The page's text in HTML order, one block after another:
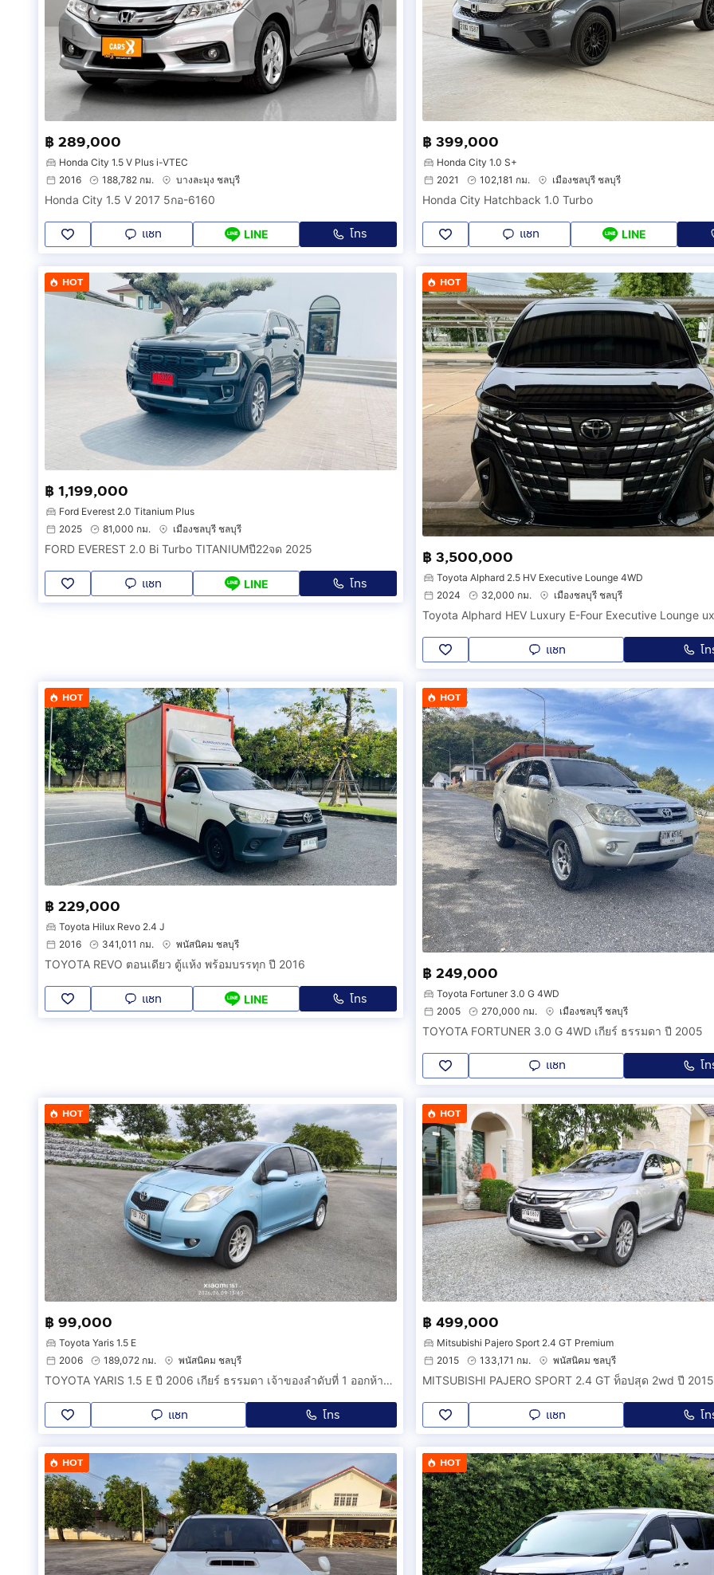
฿ 289,000
Honda City 1.5 V Plus i-VTEC
2016
188,782 กม. บางละมุง ชลบุรี
Honda City 1.5 V 2017 5กอ-6160
แชท LINE โทร
฿ 399,000
Honda City 1.0 S+
2021
102,181 กม. เมืองชลบุรี ชลบุรี
Honda City Hatchback 1.0 Turbo
แชท LINE
HOT
฿ 1,199,000
Ford Everest 2.0 Titanium Plus
2025
81,000 กม. เมืองชลบุรี ชลบุรี
FORD EVEREST 2.0 Bi Turbo TITANIUMปี22จด 2025
แชท LINE โทร
HOT
฿ 3,500,000
Toyota Alphard 2.5 HV Executive Lounge 4WD
2024
32,000 กม. เมืองชลบุรี ชลบุรี
Toyota Alphard HEV Luxury E-Four Executive Lounge
แชท โ
HOT
฿ 229,000
Toyota Hilux Revo 2.4 J
2016
341,011 กม. พนัสนิคม ชลบุรี
TOYOTA REVO ตอนเดียว ตู้แห้ง พร้อมบรรทุก ปี 2016
แชท LINE โทร
HOT
฿ 249,000
Toyota Fortuner 3.0 G 4WD
2005
270,000 กม. เมืองชลบุรี ชลบุรี
TOYOTA FORTUNER 3.0 G 4WD เกียร์ ธรรมดา ปี 2005
แชท โ
HOT
฿ 99,000
Toyota Yaris 1.5 E
2006
189,072 กม. พนัสนิคม ชลบุรี
TOYOTA YARIS 1.5 E ปี 2006 เกียร์ ธรรมดา เจ้าของลำดับที่ 1 ออกห้างมือเดียวป้ายแดง
แชท โทร
HOT
฿ 499,000
Mitsubishi Pajero Sport 2.4 GT Premium
2015
133,171 กม. พนัสนิคม ชลบุรี
MITSUBISHI PAJERO SPORT 2.4 GT ท็อปสุด 2wd ปี 2015
แชท โ
HOT HOT